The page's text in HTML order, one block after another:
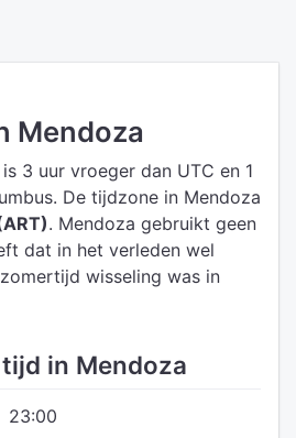
Mendoza
is 3 uur vroeger dan UTC en 1
De tijdzone in Mendoza
. Mendoza gebruikt geen
dat in het verleden wel
wisseling was in
in Mendoza
23:00